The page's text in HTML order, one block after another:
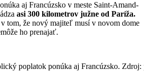
aj Francúzsko v meste Saint-Amand-
asi 300 kilometrov južne od Paríža.
v tom, že nový majiteľ musí v novom dome
ho prenajať.
poplatok ponúka aj Francúzsko. Zdroj: